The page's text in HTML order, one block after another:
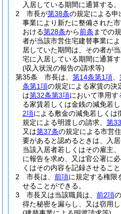
入居している期間に通算する。
2
市長が第38条の規定による申
事業により新たに整備された
おける第28条から前条 までの
者が当該市営住宅建替事業に
居していた期間は、その者が
宅に入居している期間に通算す
(収入状況の報告の請求等)
第35条
市長は、 第14条第1項
条第1項の規定による家賃の決
は第32条第3項において準用す
る家賃若しくは金銭の減免若し
2項による敷金の減免若しくは
規定による明渡しの請求、 第
又は第37条の規定による市営
要があると認めるときは、入
当該入居者若しくはその雇主
に報告を求め、又は官公署に
くはその内容を記録させるこ
2
市長は、 前項に規定する権限
せることができる。
3
市長又は当該職員は、 前2項
得た秘密を漏らし、又は窃用し